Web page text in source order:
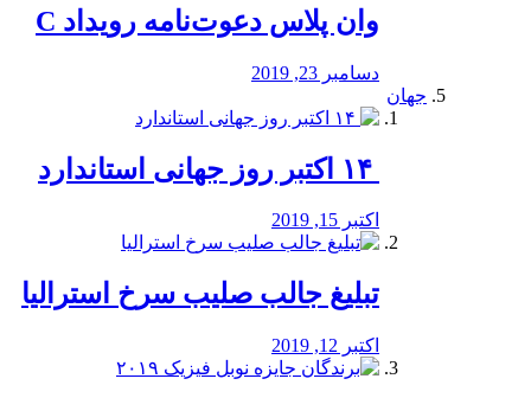
وان پلاس دعوت‌نامه رویداد C
دسامبر 23, 2019
جهان
اکتبر 15, 2019
تبلیغ جالب صلیب سرخ استرالیا
اکتبر 12, 2019